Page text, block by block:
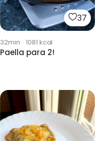
37
32min · 1081 kcal
Paella para 2!